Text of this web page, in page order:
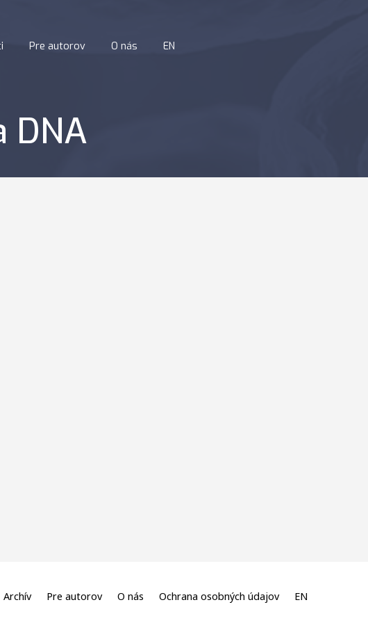
Pre autorov O nás EN
DNA
Archív Pre autorov O nás Ochrana osobných údajov EN